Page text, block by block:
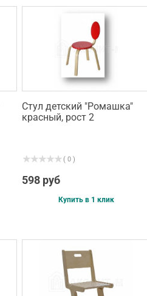
Стул детский "Ромашка"
красный, рост 2
( 0 )
598 руб
Купить в 1 клик